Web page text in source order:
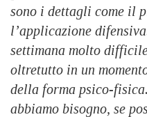
sono i dettagli come il
l’applicazione
settimana molto
oltretutto in un
della forma psico-
abbiamo bisogno, se